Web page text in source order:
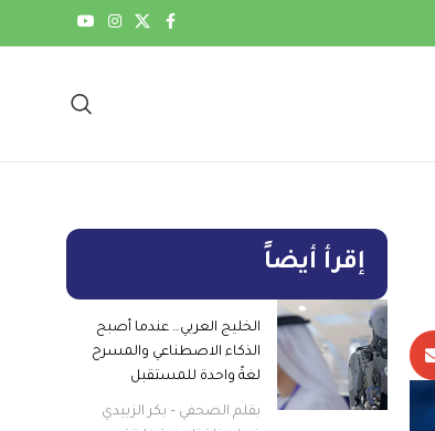
إقرأ أيضاً
الخليج العربي… عندما أصبح
الذكاء الاصطناعي والمسرح
لغةً واحدة للمستقبل
بقلم الصحفي – بكر الزبيدي